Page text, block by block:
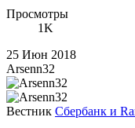
Просмотры
1K
25 Июн 2018
Arsenn32
Вестник Сбербанк и